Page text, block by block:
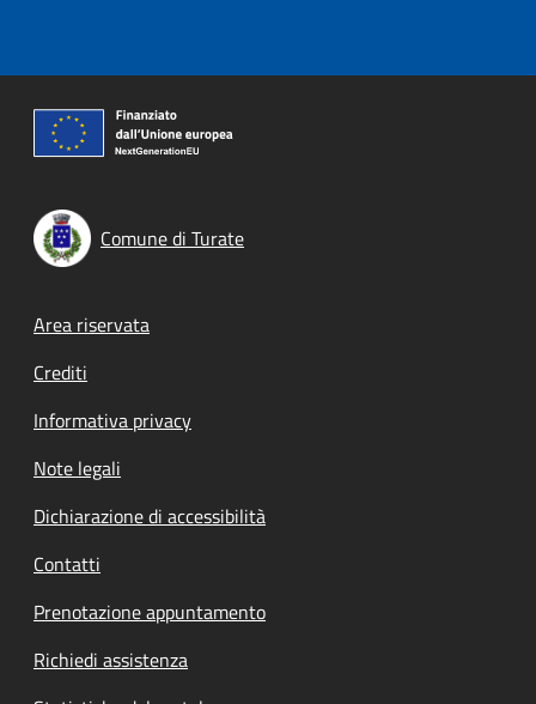
Comune di Turate
Footer menu
Area riservata
Crediti
Informativa privacy
Note legali
Dichiarazione di accessibilità
Contatti
Prenotazione appuntamento
Richiedi assistenza